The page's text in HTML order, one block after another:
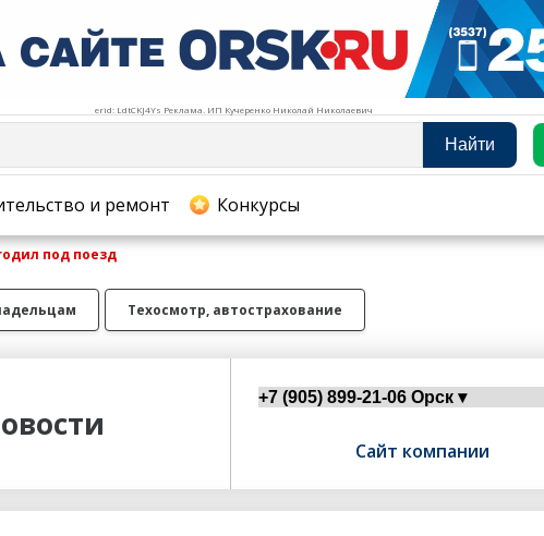
erid: LdtCKJ4Ys Реклама. ИП Кучеренко Николай Николаевич
Найти
и ремонт Конкурсы
под поезд
Техосмотр, автострахование
Сайт компании